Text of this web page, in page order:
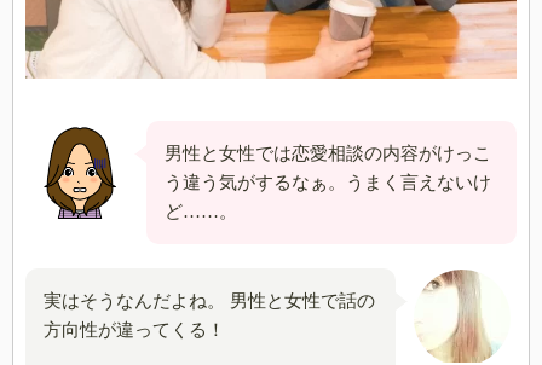
男性と女性では恋愛相談の内容がけっこ
う違う気がするなぁ。うまく言えないけ
ど……。
実はそうなんだよね。 男性と女性で話の
方向性が違ってくる！